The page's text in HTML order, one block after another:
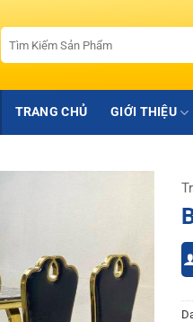
Tìm
kiếm:
TRANG CHỦ GIỚI THIỆU